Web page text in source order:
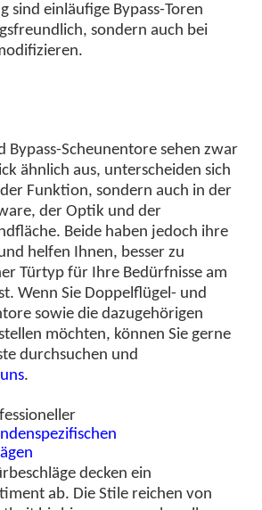
sind einläufige Bypass-Toren
sondern auch bei
Bypass-Scheunentore sehen zwar
ähnlich aus, unterscheiden sich
Funktion, sondern auch in der
der Optik und der
Beide haben jedoch ihre
helfen Ihnen, besser zu
Türtyp für Ihre Bedürfnisse am
Wenn Sie Doppelflügel- und
sowie die dazugehörigen
möchten, können Sie gerne
durchsuchen und
.
decken ein
ab. Die Stile reichen von